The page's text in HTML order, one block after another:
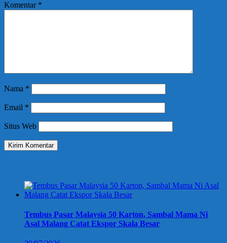
Komentar *
Nama *
Email *
Situs Web
Tembus Pasar Malaysia 50 Karton, Sambal Mama Ni
Asal Malang Catat Ekspor Skala Besar